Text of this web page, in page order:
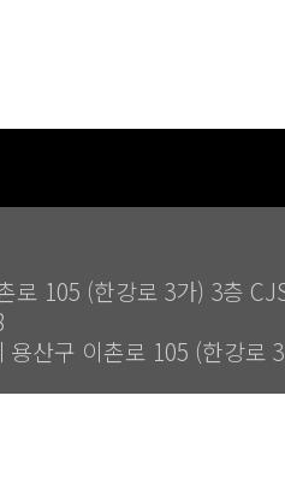
로 105 (한강로 3가) 3층
용산구 이촌로 105 (한강로